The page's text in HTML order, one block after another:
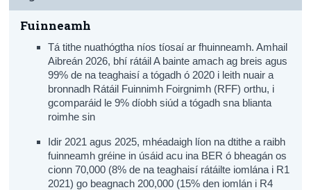
Fuinneamh
Tá tithe nuathógtha níos tíosaí ar fhuinneamh. Amhail
Aibreán 2026, bhí rátáil A bainte amach ag breis agus
99% de na teaghaisí a tógadh ó 2020 i leith nuair a
bronnadh Rátáil Fuinnimh Foirgnimh (RFF) orthu, i
gcomparáid le 9% díobh siúd a tógadh sna blianta
roimhe sin
Idir 2021 agus 2025, mhéadaigh líon na dtithe a raibh
fuinneamh gréine in úsáid acu ina BER ó bheagán os
cionn 70,000 (8% de na teaghaisí rátáilte iomlána i R1
2021) go beagnach 200,000 (15% den iomlán i R4